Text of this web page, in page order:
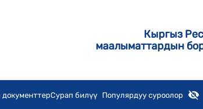
Кыргыз
маалыматтардын
документтерСурап билүү Популярдуу суроолор